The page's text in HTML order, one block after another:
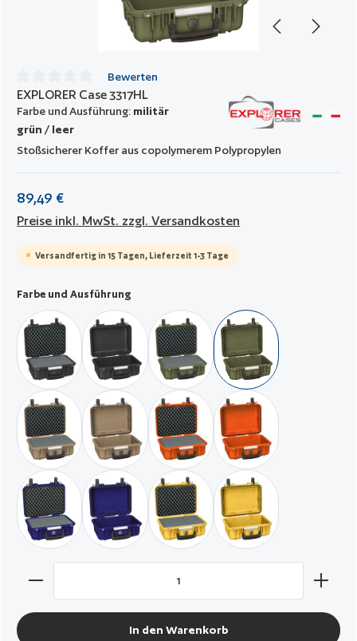
Durchschnittliche Bewertung von 0 von 5 Sternen
Bewerten
EXPLORER Case 3317HL
Farbe und Ausführung: militär
grün / leer
Stoßsicherer Koffer aus copolymerem Polypropylen
89,49 €
Preise inkl. MwSt. zzgl. Versandkosten
Versandfertig in 15 Tagen, Lieferzeit 1-3 Tage
Farbe und Ausführungauswählen
schwarz / mit Würfelschaumstoff
schwarz / leermilitär grün / mit Würfelschaum
militär grün / leer
wüstensand / mit Würfelschaum
wüstensand / leerorange / mit Würfelschaum
orange / leer
navyblau / mit Würfelschaum
navyblau / leergelb / mit Würfelschaum
gelb / leer
Produkt Anzahl: Gib den gewünschten Wert ein oder
In den Warenkorb